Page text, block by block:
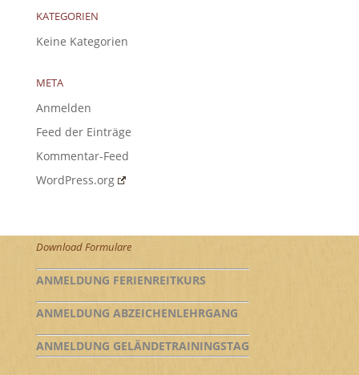
KATEGORIEN
Keine Kategorien
META
Anmelden
Feed der Einträge
Kommentar-Feed
WordPress.org
Download Formulare
ANMELDUNG FERIENREITKURS
ANMELDUNG ABZEICHENLEHRGANG
ANMELDUNG GELÄNDETRAININGSTAG